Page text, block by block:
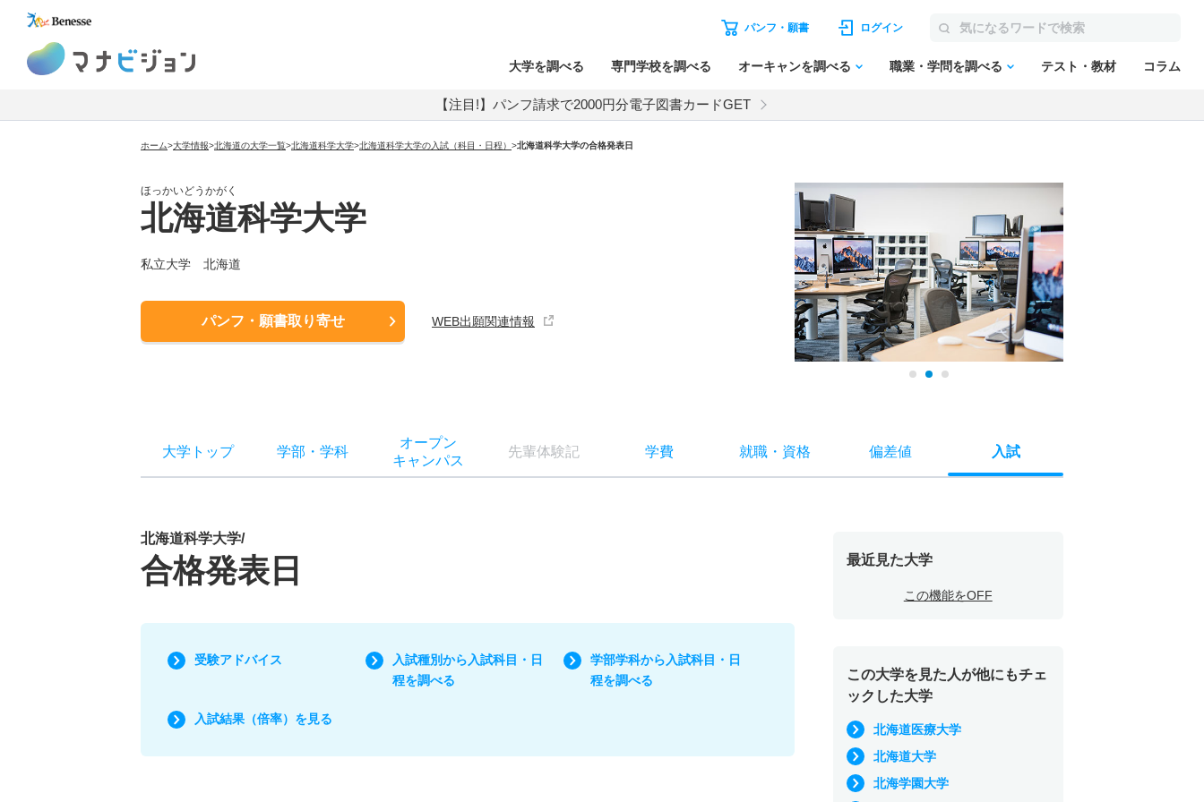
パンフ・願書 ログイン
大学を調べる 専門学校を調べる オーキャンを調べる 職業・学問を調べる テスト・教材 コラム
【注目!】パンフ請求で2000円分電子図書カードGET
ホーム>大学情報>北海道の大学一覧>北海道科学大学>北海道科学大学の入試（科目・日程） >北海道科学大学の合格発表日
ほっかいどうかがく
北海道科学大学
私立大学 北海道
パンフ・願書取り寄せ WEB出願関連情報
大学トップ 学部 ・ 学科
オープン
キャンパス
先輩体験記 学費 就職・ 資格 偏差値 入試
北海道科学大学/
合格発表日
受験アドバイス
入試種別から入試科目・日
程を調べる
学部学科から入試科目・日
程を調べる
入試結果（倍率）を見る
最近見た大学
この機能をOFF
この大学を見た人が他にもチェ
ックした大学
北海道医療大学
北海道大学
北海学園大学